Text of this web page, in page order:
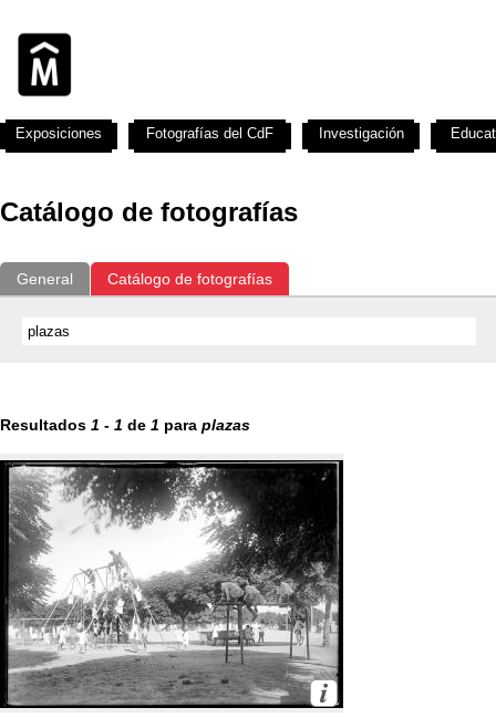
Catálogo de fotografías
General Catálogo de fotografías
Resultados 1 - 1 de 1 para plazas
Exposiciones Fotografías del CdF Investigación